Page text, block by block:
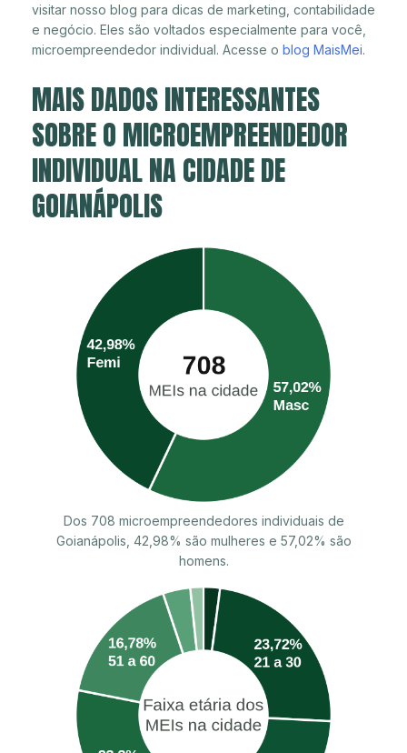
visitar nosso blog para dicas de marketing, contabilidade
e negócio. Eles são voltados especialmente para você,
microempreendedor individual. Acesse o blog MaisMei.
MAIS DADOS INTERESSANTES
SOBRE O MICROEMPREENDEDOR
INDIVIDUAL NA CIDADE DE
GOIANÁPOLIS
Dos 708 microempreendedores individuais de
Goianápolis, 42,98% são mulheres e 57,02% são
homens.